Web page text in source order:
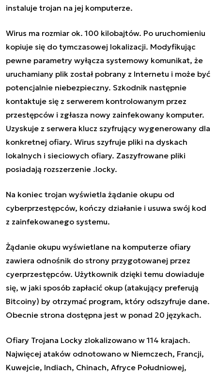
instaluje trojan na jej komputerze.
Wirus ma rozmiar ok. 100 kilobajtów. Po uruchomieniu
kopiuje się do tymczasowej lokalizacji. Modyfikując
pewne parametry wyłącza systemowy komunikat, że
uruchamiany plik został pobrany z Internetu i może być
potencjalnie niebezpieczny. Szkodnik następnie
kontaktuje się z serwerem kontrolowanym przez
przestępców i zgłasza nowy zainfekowany komputer.
Uzyskuje z serwera klucz szyfrujący wygenerowany dla
konkretnej ofiary. Wirus szyfruje pliki na dyskach
lokalnych i sieciowych ofiary. Zaszyfrowane pliki
posiadają rozszerzenie .locky.
Na koniec trojan wyświetla żądanie okupu od
cyberprzestępców, kończy działanie i usuwa swój kod
z zainfekowanego systemu.
Żądanie okupu wyświetlane na komputerze ofiary
zawiera odnośnik do strony przygotowanej przez
cyerprzestępców. Użytkownik dzięki temu dowiaduje
się, w jaki sposób zapłacić okup (atakujący preferują
Bitcoiny) by otrzymać program, który odszyfruje dane.
Obecnie strona dostępna jest w ponad 20 językach.
Ofiary Trojana Locky zlokalizowano w 114 krajach.
Najwięcej ataków odnotowano w Niemczech, Francji,
Kuwejcie, Indiach, Chinach, Afryce Południowej,